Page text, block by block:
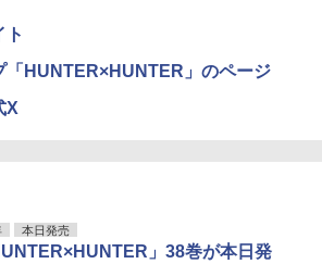
ト
「HUNTER×HUNTER」のページ
X
本日発売
」38巻が本日発